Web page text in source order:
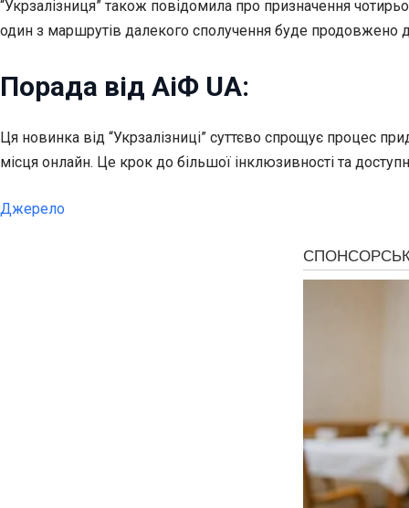
“Укрзалізниця” також повідомила про призначення
один з маршрутів далекого сполучення буде продовжено
Порада від АіФ UA:
Ця новинка від “Укрзалізниці” суттєво спрощує процес
місця онлайн. Це крок до більшої інклюзивності та
Джерело